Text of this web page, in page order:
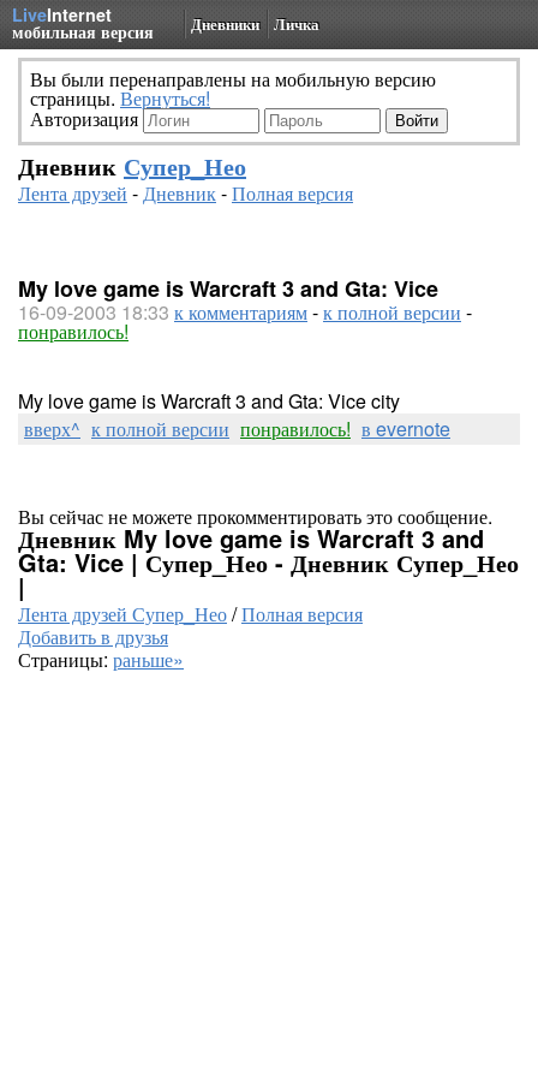
LiveInternet
мобильная версия Дневники Личка
Вы были перенаправлены на мобильную версию
страницы. Вернуться!
Авторизация
Дневник Супер_Нео
Лента друзей -Дневник-Полная версия
My love game is Warcraft 3 and Gta: Vice
16-09-2003 18:33 к комментариям-к полной версии -
понравилось!
My love game is Warcraft 3 and Gta: Vice city
вверх^ к полной версии понравилось! в evernote
Вы сейчас не можете прокомментировать это сообщение.
Дневник My love game is Warcraft 3 and
Gta: Vice | Супер_Нео - Дневник Супер_Нео
|
Лента друзей Супер_Нео/Полная версия
Добавить в друзья
Страницы: раньше»